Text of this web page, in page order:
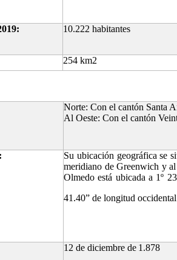
10.222 habitantes
254 km2
Norte: Con el cantón Santa
Al Oeste: Con el cantón
Su ubicación geográfica se
meridiano de Greenwich y
Olmedo está ubicada a 1º
41.40” de longitud
12 de diciembre de 1.878